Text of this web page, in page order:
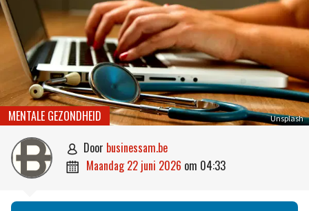
Unsplash
MENTALE GEZONDHEID
 door businessam.be
 maandag 22 juni 2026 om 04:33